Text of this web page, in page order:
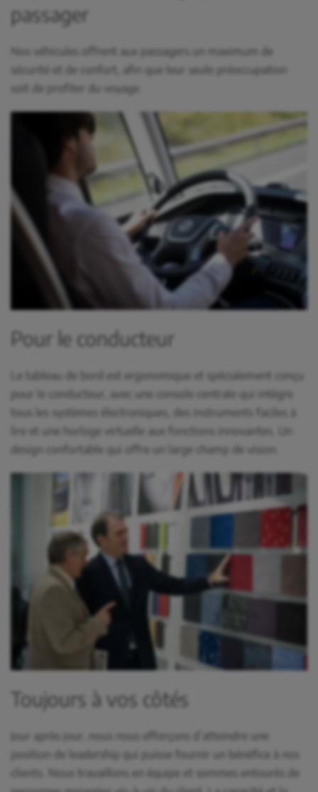
passager
Nos véhicules offrent aux passagers un maximum de
sécurité et de confort, afin que leur seule préoccupation
soit de profiter du voyage.
Pour le conducteur
Le tableau de bord est ergonomique et spécialement conçu
pour le conducteur, avec une console centrale qui intègre
tous les systèmes électroniques, des instruments faciles à
lire et une horloge virtuelle aux fonctions innovantes. Un
design confortable qui offre un large champ de vision.
Toujours à vos côtés
Jour après jour, nous nous efforçons d’atteindre une
position de leadership qui puisse fournir un bénéfice à nos
clients. Nous travaillons en équipe et sommes entourés de